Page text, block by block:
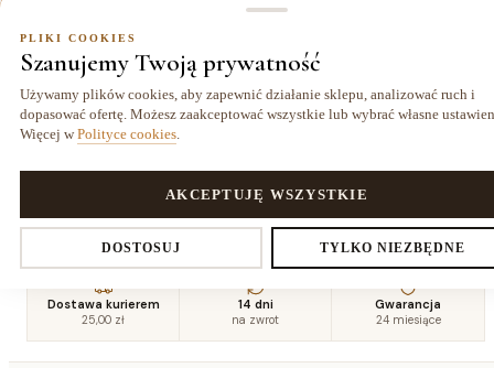
ROZMIAR: 80x150 cm
80x150 cm
258,70 zł
120x170 cm
453,70 zł
140x190 cm
596,70 zł
160x220
cm
180x270
200x290
cm
240x330
cm
Dostawa kurierem
25,00 zł
14 dni
na zwrot
Gwarancja
24 miesiące
PLIKI COOKIES
Szanujemy Twoją prywatność
Używamy plików cookies, aby zapewnić działanie sklepu, analizować ruch i
dopasować ofertę. Możesz zaakceptować wszystkie lub wybrać własne
Więcej w Polityce cookies
DOSTOSUJ TYLKO NIEZBĘDNE
AKCEPTUJĘ WSZYSTKIE
Ustawienia prywatności
Decydujesz, które dane zbieramy. Niezbędne pliki cookies są